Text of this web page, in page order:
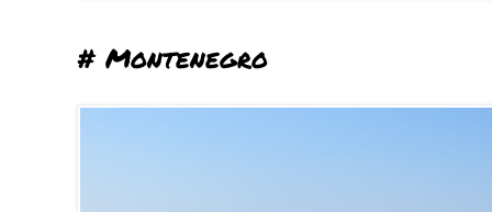
# Montenegro